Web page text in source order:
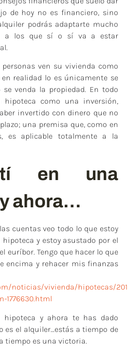
de hoy no es financiero, sino
podrás adaptarte mucho
a los que sí o sí va a estar
ven su vivienda como
realidad lo es únicamente se
venda la propiedad. En todo
como una inversión,
invertido con dinero que no
una premisa que, como en
es aplicable totalmente a la
en una
ahora…
cuentas veo todo lo que estoy
y estoy asustado por el
euríbor. Tengo que hacer lo que
encima y rehacer mis finanzas
noticias/vivienda/hipotecas/
1776630.html
y ahora te has dado
es el alquiler…estás a tiempo de
tiempo es una victoria.